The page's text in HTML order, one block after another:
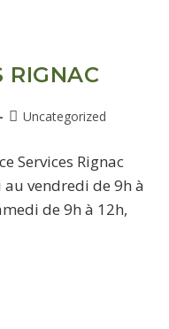
RIGNAC
Uncategorized
Services Rignac
vendredi de 9h à
de 9h à 12h,